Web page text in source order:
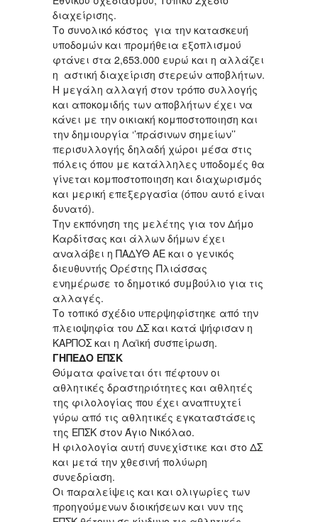
διαχείρισης.
Το συνολικό κόστος για την κατασκευή
υποδομών και προμήθεια εξοπλισμού
φτάνει στα 2,653.000 ευρώ και η αλλάζει
η αστική διαχείριση στερεών αποβλήτων.
Η μεγάλη αλλαγή στον τρόπο συλλογής
και αποκομιδής των αποβλήτων έχει να
κάνει με την οικιακή κομποστοποιηση και
την δημιουργία ‘’πράσινων σημείων’’
περισυλλογής δηλαδή χώροι μέσα στις
πόλεις όπου με κατάλληλες υποδομές θα
γίνεται κομποστοποιηση και διαχωρισμός
και μερική επεξεργασία (όπου αυτό είναι
δυνατό).
Την εκπόνηση της μελέτης για τον Δήμο
Καρδίτσας και άλλων δήμων έχει
αναλάβει η ΠΑΔΥΘ ΑΕ και ο γενικός
διευθυντής Ορέστης Πλιάσσας
ενημέρωσε το δημοτικό συμβούλιο για τις
αλλαγές.
Το τοπικό σχέδιο υπερψηφίστηκε από την
πλειοψηφία του ΔΣ και κατά ψήφισαν η
ΚΑΡΠΟΣ και η Λαϊκή συσπείρωση.
ΓΗΠΕΔΟ ΕΠΣΚ
Θύματα φαίνεται ότι πέφτουν οι
αθλητικές δραστηριότητες και αθλητές
της φιλολογίας που έχει αναπτυχτεί
γύρω από τις αθλητικές εγκαταστάσεις
της ΕΠΣΚ στον Άγιο Νικόλαο.
Η φιλολογία αυτή συνεχίστικε και στο ΔΣ
και μετά την χθεσινή πολύωρη
συνεδρίαση.
Οι παραλείψεις και και ολιγωρίες των
προηγούμενων διοικήσεων και νυν της